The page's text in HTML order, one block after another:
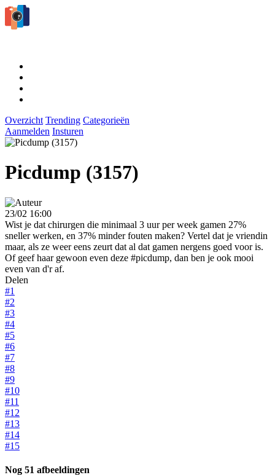
Overzicht Trending Categorieën
Aanmelden Insturen
Picdump (3157)
23/02 16:00
Wist je dat chirurgen die minimaal 3 uur per week gamen 27%
sneller werken, en 37% minder fouten maken? Vertel dat je vriendin
maar, als ze weer eens zeurt dat al dat gamen nergens goed voor is.
Of geef haar gewoon even deze #picdump, dan ben je ook mooi
even van d'r af.
Delen
#1
#2
#3
#4
#5
#6
#7
#8
#9
#10
#11
#12
#13
#14
#15
Nog 51 afbeeldingen